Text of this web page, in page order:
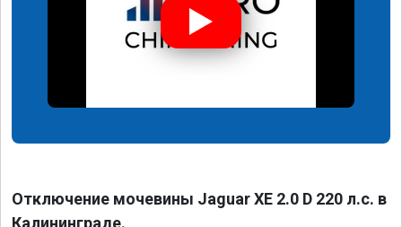
Отключение мочевины Jaguar XE 2.0 D 220 л.с. в
Калининграде.